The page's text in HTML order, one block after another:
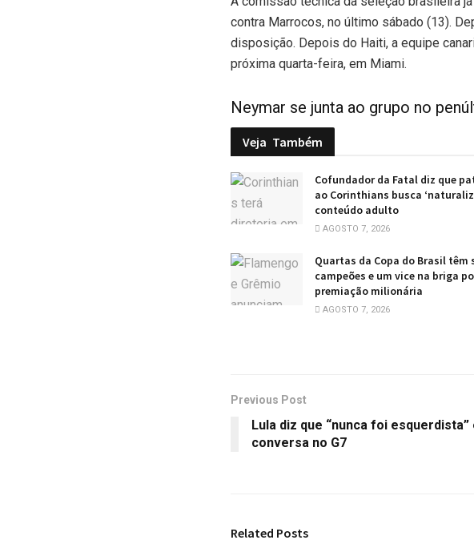
contra Marrocos, no último sábado (13).
disposição. Depois do Haiti, a equipe
próxima quarta-feira, em Miami.
Neymar se junta ao grupo no
Veja Também
Cofundador da Fatal diz que
ao Corinthians busca
conteúdo adulto
AGOSTO 7, 2026
Quartas da Copa do Brasil têm
campeões e um vice na briga
premiação milionária
AGOSTO 7, 2026
Previous Post
Lula diz que “nunca foi esquerdista”
conversa no G7
Related Posts